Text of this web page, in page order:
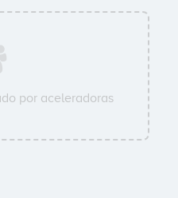
por aceleradoras